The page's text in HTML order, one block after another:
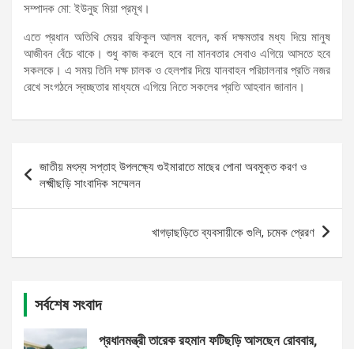
সম্পাদক মো: ইউনুছ মিয়া প্রমূখ।
এতে প্রধান অতিথি মেয়র রফিকুল আলম বলেন, কর্ম দক্ষমতার মধ্য দিয়ে মানুষ
আজীবন বেঁচে থাকে। শুধু কাজ করলে হবে না মানবতার সেবাও এগিয়ে আসতে হবে
সকলকে। এ সময় তিনি দক্ষ চালক ও হেলপার দিয়ে যানবাহন পরিচালনার প্রতি নজর
রেখে সংগঠনে স্বচ্ছতার মাধ্যমে এগিয়ে নিতে সকলের প্রতি আহবান জানান।
navigation
জাতীয় মৎস্য সপ্তাহ উপলক্ষ্যে গুইমারাতে মাছের পোনা অবমুক্ত করণ ও
লক্ষ্মীছড়ি সাংবাদিক সম্মেলন
খাগড়াছড়িতে ব্যবসায়ীকে গুলি, চমেক প্রেরণ
সর্বশেষ সংবাদ
প্রধানমন্ত্রী তারেক রহমান ফটিছড়ি আসছেন রোববার,